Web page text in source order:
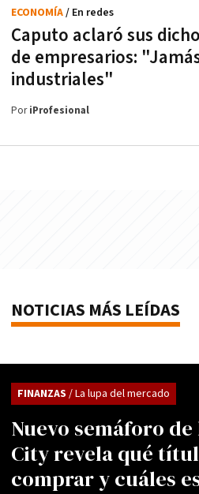
Caputo aclaró sus
de empresarios:
industriales"
ECONOMÍA/ En redes
PoriProfesional
NOTICIAS MÁS LEÍDAS
Nuevo semáforo
City revela qué
comprar y cuáles
FINANZAS / La lupa del mercado